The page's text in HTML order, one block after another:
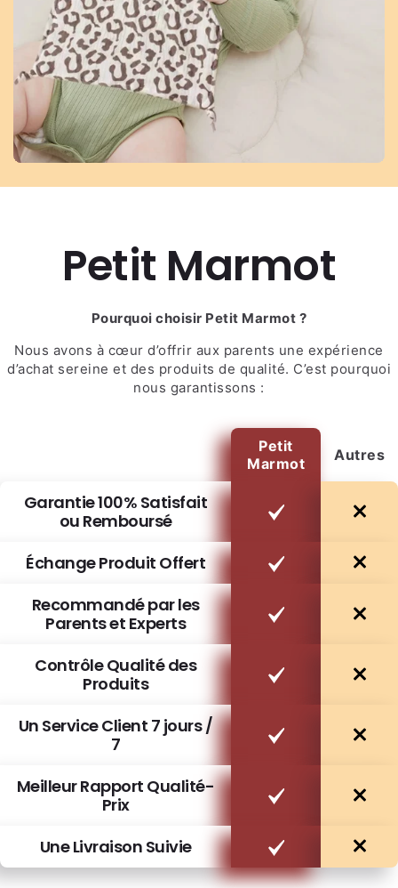
Petit Marmot
Pourquoi choisir Petit Marmot ?
Nous avons à cœur d’offrir aux parents une expérience
d’achat sereine et des produits de qualité. C’est pourquoi
nous garantissons :
Petit
Marmot
Autres
Garantie 100% Satisfait
ou Remboursé
Échange Produit Offert
Recommandé par les
Parents et Experts
Contrôle Qualité des
Produits
Un Service Client 7 jours /
7
Meilleur Rapport Qualité-
Prix
Une Livraison Suivie